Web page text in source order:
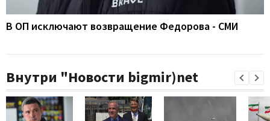
В ОП исключают возвращение Федорова - СМИ
Внутри "Новости bigmir)net